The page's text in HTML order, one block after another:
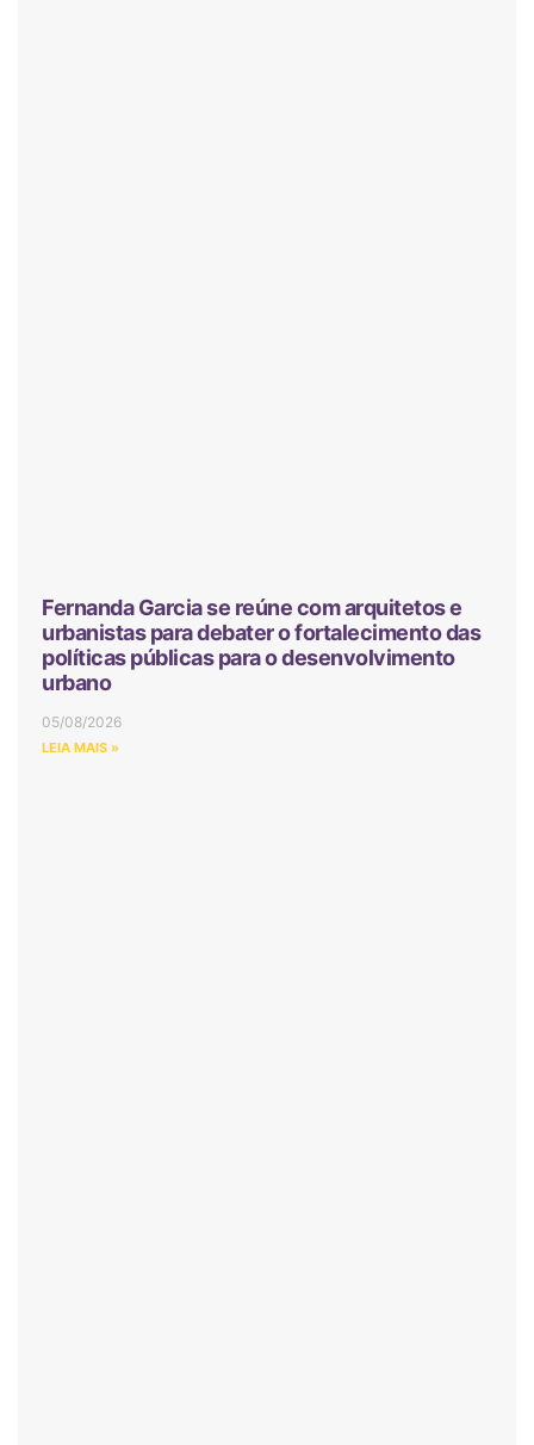
Fernanda Garcia se reúne com arquitetos e
urbanistas para debater o fortalecimento das
políticas públicas para o desenvolvimento
urbano
05/08/2026
LEIA MAIS »